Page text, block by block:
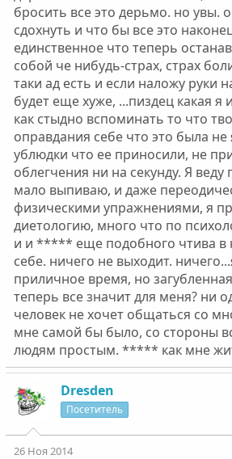
бросить все это дерьмо. но увы.
сдохнуть и что бы все это
единственное что теперь
собой че нибудь-страх, страх
таки ад есть и если наложу руки
будет еще хуже, ...пиздец какая я
как стыдно вспоминать то что
оправдания себе что это была не
ублюдки что ее приносили, не
облегчения ни на секунду. Я
мало выпиваю, и даже
физическими упражнениями, я
диетологию, много что по
и и ***** еще подобного чтива в
себе. ничего не выходит.
приличное время, но
теперь все значит для меня? ни
человек не хочет общаться со
мне самой бы было, со стороны
людям простым. ***** как мне
Dresden
Посетитель
26 Ноя 2014